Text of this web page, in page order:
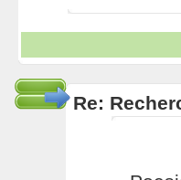
Re: